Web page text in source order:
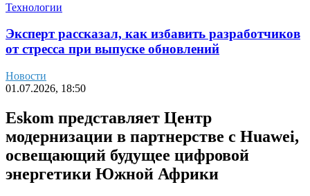
Технологии
Эксперт рассказал, как избавить разработчиков
от стресса при выпуске обновлений
Новости
01.07.2026, 18:50
Eskom представляет Центр
модернизации в партнерстве с Huawei,
освещающий будущее цифровой
энергетики Южной Африки